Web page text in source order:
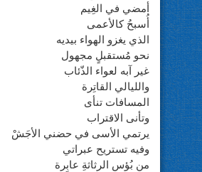
أمضي في الغِيم
أُسبحُ كالأعمى
الذي يغزو الهواء بيديه
نحو مُستقبلٍ مجهول
غير آبه لعواء الذّئاب
والليالي القاتِرة
المسافات تنأى
وتأنى الاقتراب
يرتمي الأسى في حضني الأجَشْ
وفيه تستريح عبراتي
من بُؤس الرثاثةِ عابِرة